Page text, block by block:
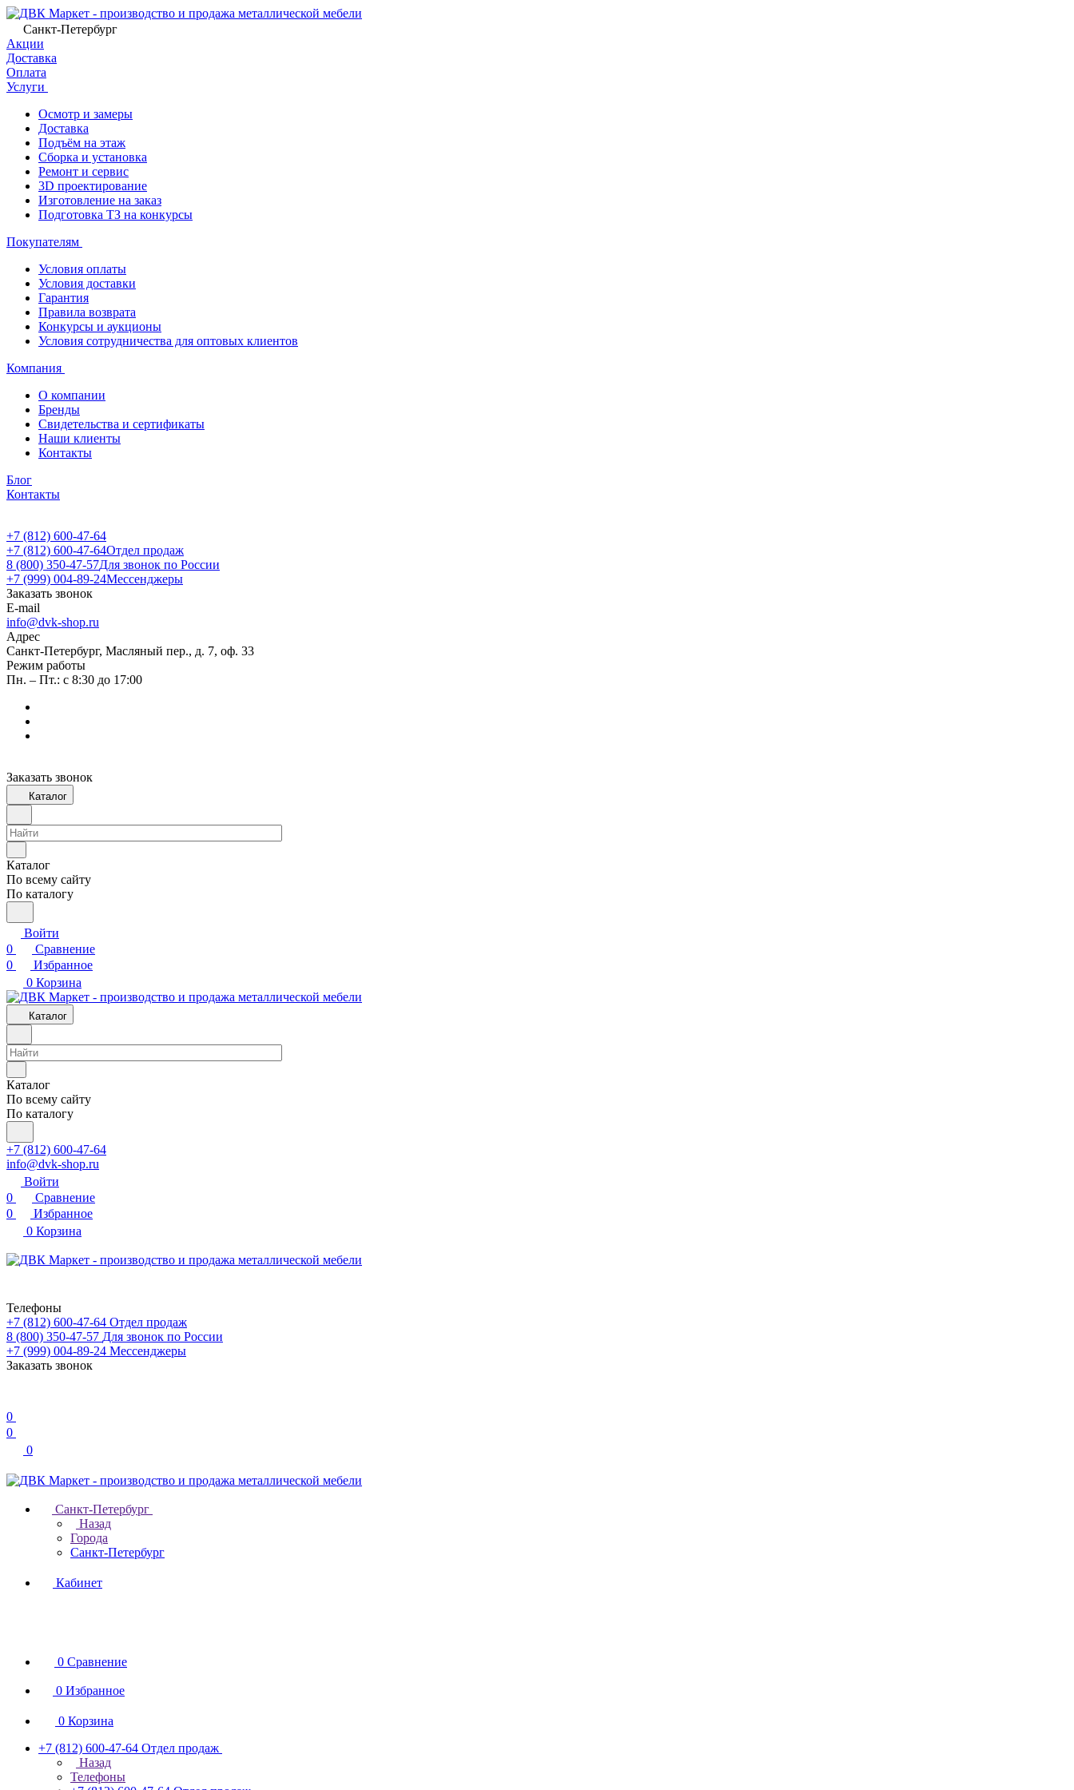
Санкт-Петербург
Акции
Доставка
Оплата
Услуги
Осмотр и замеры
Доставка
Подъём на этаж
Сборка и установка
Ремонт и сервис
3D проектирование
Изготовление на заказ
Подготовка ТЗ на конкурсы
Покупателям
Условия оплаты
Условия доставки
Гарантия
Правила возврата
Конкурсы и аукционы
Условия сотрудничества для оптовых клиентов
Компания
О компании
Бренды
Свидетельства и сертификаты
Наши клиенты
Контакты
Блог
Контакты
+7 (812) 600-47-64
+7 (812) 600-47-64Отдел продаж
8 (800) 350-47-57Для звонок по России
+7 (999) 004-89-24Мессенджеры
Заказать звонок
E-mail
info@dvk-shop.ru
Адрес
Санкт-Петербург, Масляный пер., д. 7, оф. 33
Режим работы
Пн. – Пт.: с 8:30 до 17:00
Заказать звонок
Каталог
Каталог
По всему сайту
По каталогу
Войти
0
Сравнение
0
Избранное
0 Корзина
Каталог
Каталог
По всему сайту
По каталогу
+7 (812) 600-47-64
info@dvk-shop.ru
Войти
0
Сравнение
0
Избранное
0 Корзина
Телефоны
+7 (812) 600-47-64 Отдел продаж
8 (800) 350-47-57 Для звонок по России
+7 (999) 004-89-24 Мессенджеры
Заказать звонок
0
0
0
Санкт-Петербург
Назад
Города
Санкт-Петербург
Кабинет
0 Сравнение
0 Избранное
0 Корзина
+7 (812) 600-47-64 Отдел продаж
Назад
Телефоны